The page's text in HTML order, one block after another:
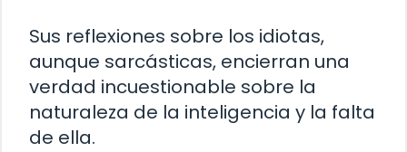
Sus reflexiones sobre los idiotas,
aunque sarcásticas, encierran una
verdad incuestionable sobre la
naturaleza de la inteligencia y la falta
de ella.